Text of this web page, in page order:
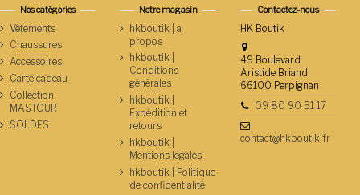
Nos catégories
Vêtements
Chaussures
Accessoires
Carte cadeau
Collection
MASTOUR
SOLDES
Notre magasin
hkboutik | a
propos
hkboutik |
Conditions
générales
hkboutik |
Expédition et
retours
hkboutik |
Mentions légales
hkboutik | Politique
de confidentialité
Contactez-nous
HK Boutik
49 Boulevard
Aristide Briand
66100 Perpignan
09 80 90 51 17
contact@hkboutik.fr